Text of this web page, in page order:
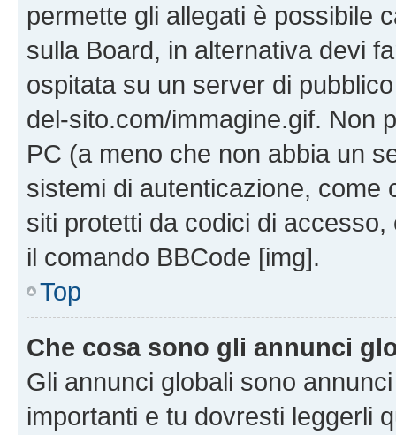
permette gli allegati è possibile
sulla Board, in alternativa devi
ospitata su un server di
del-sito.com/immagine.gif. Non
PC (a meno che non abbia un
sistemi di autenticazione, come
siti protetti da codici di
il comando BBCode [img].
Top
Che cosa sono gli annunci
Gli annunci globali sono
importanti e tu dovresti leggerli